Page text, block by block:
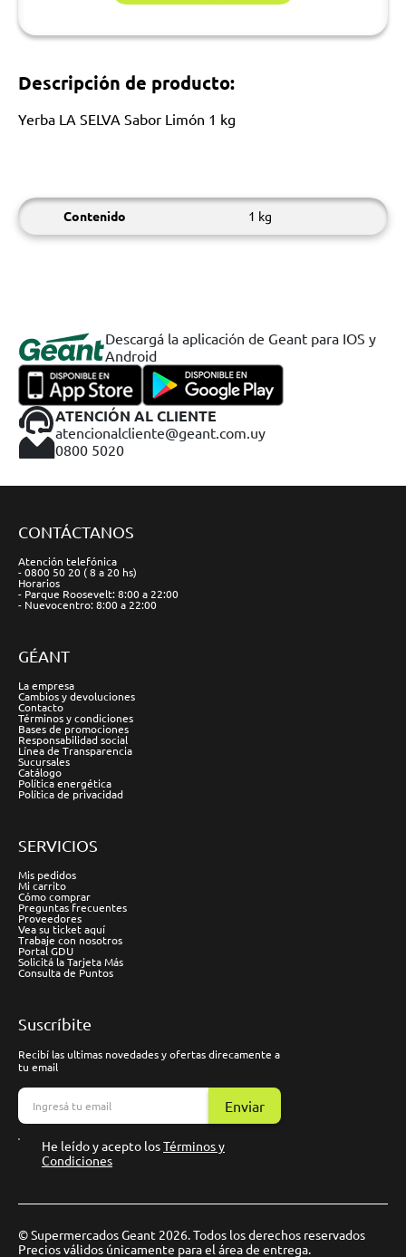
Descripción de producto:
Yerba LA SELVA Sabor Limón 1 kg
Contenido 1 kg
Descargá la aplicación de Geant para IOS y
Android
ATENCIÓN AL CLIENTE
atencionalcliente@geant.com.uy
0800 5020
CONTÁCTANOS
Atención telefónica
- 0800 50 20 ( 8 a 20 hs)
Horarios
- Parque Roosevelt: 8:00 a 22:00
- Nuevocentro: 8:00 a 22:00
GÉANT
La empresa
Cambios y devoluciones
Contacto
Términos y condiciones
Bases de promociones
Responsabilidad social
Línea de Transparencia
Sucursales
Catálogo
Política energética
Política de privacidad
SERVICIOS
Mis pedidos
Mi carrito
Cómo comprar
Preguntas frecuentes
Proveedores
Vea su ticket aquí
Trabaje con nosotros
Portal GDU
Solicitá la Tarjeta Más
Consulta de Puntos
Suscríbite
Recibí las ultimas novedades y ofertas direcamente a
tu email
Enviar
He leído y acepto losTérminos y
Condiciones
© Supermercados Geant 2026. Todos los derechos reservados
Precios válidos únicamente para el área de entrega.